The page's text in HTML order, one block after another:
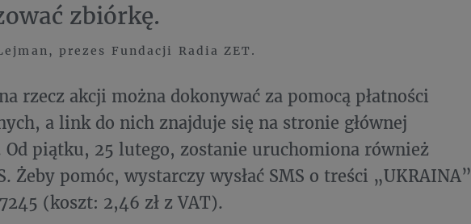
zbiórkę.
prezes Fundacji Radia ZET.
rzecz akcji można dokonywać za pomocą płatności
a link do nich znajduje się na stronie głównej
Od piątku, 25 lutego, zostanie uruchomiona również
Żeby pomóc, wystarczy wysłać SMS o treści „UKRAINA”
(koszt: 2,46 zł z VAT).